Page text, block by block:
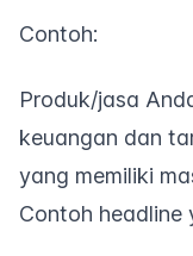
Contoh:
Produk/jasa
keuangan dan
yang memiliki
Contoh headline